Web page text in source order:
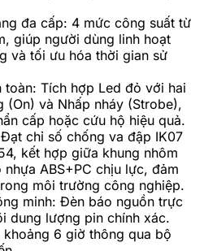
đa cấp: 4 mức công suất từ
giúp người dùng linh hoạt
và tối ưu hóa thời gian sử
toàn: Tích hợp Led đỏ với hai
(On) và Nhấp nháy (Strobe),
cấp hoặc cứu hộ hiệu quả.
chỉ số chống va đập IK07
kết hợp giữa khung nhôm
ABS+PC chịu lực, đảm
môi trường công nghiệp.
minh: Đèn báo nguồn trực
dung lượng pin chính xác.
6 giờ thông qua bộ